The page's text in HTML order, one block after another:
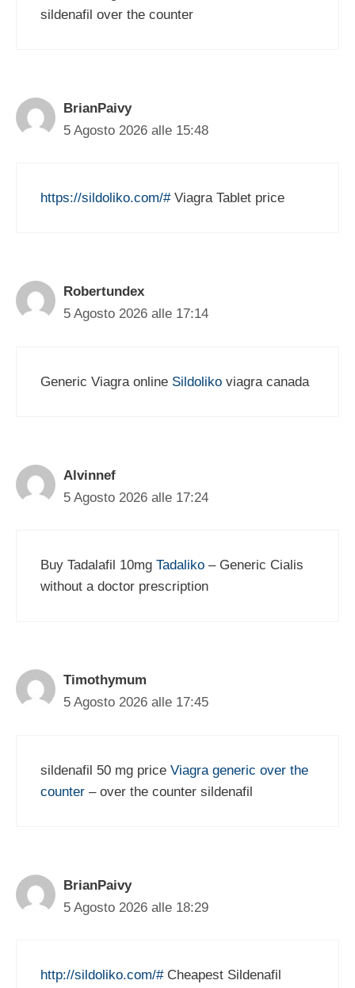
sildenafil over the counter
BrianPaivy
5 Agosto 2026 alle 15:48
https://sildoliko.com/#Viagra Tablet price
Robertundex
5 Agosto 2026 alle 17:14
Generic Viagra online Sildoliko viagra canada
Alvinnef
5 Agosto 2026 alle 17:24
Buy Tadalafil 10mg Tadaliko – Generic Cialis
without a doctor prescription
Timothymum
5 Agosto 2026 alle 17:45
sildenafil 50 mg price Viagra generic over the
counter – over the counter sildenafil
BrianPaivy
5 Agosto 2026 alle 18:29
http://sildoliko.com/#Cheapest Sildenafil